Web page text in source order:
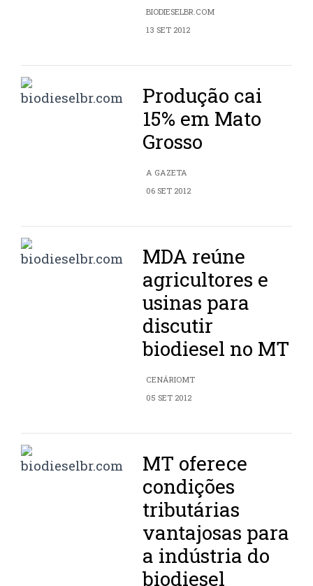
BIODIESELBR.COM
13 SET 2012
Produção cai
15% em Mato
Grosso
A GAZETA
06 SET 2012
MDA reúne
agricultores e
usinas para
discutir
biodiesel no MT
CENÁRIOMT
05 SET 2012
MT oferece
condições
tributárias
vantajosas para
a indústria do
biodiesel